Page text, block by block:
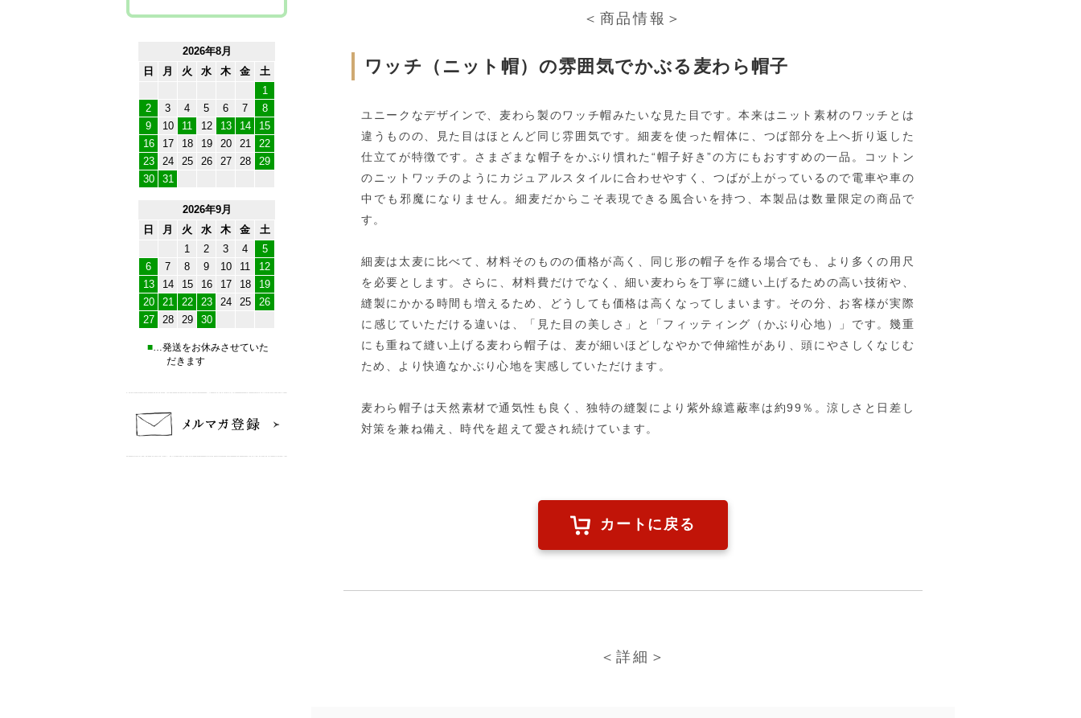
2026年8月
日
月 火 水 木 金
土
1
2
3 4 5 6 7
8
9
10 11 12 13 14
15
16
17 18 19 20 21
22
23
24 25 26 27 28
29
30
31
2026年9月
日
月 火 水 木 金
土
1
2 3 4
5
6
7 8 9 10 11
12
13
14 15 16 17 18
19
20
21 22 23 24 25
26
27
28 29 30
■…発送をお休みさせていた
だきます
＜商品情報＞
ワッチ（ニット帽）の雰囲気でかぶる麦わら帽子
ユニークなデザインで、麦わら製のワッチ帽みたいな見た目です。本来はニット素材のワッチとは
違うものの、見た目はほとんど同じ雰囲気です。細麦を使った帽体に、つば部分を上へ折り返した
仕立てが特徴です。さまざまな帽子をかぶり慣れた“帽子好き”の方にもおすすめの一品。コットン
のニットワッチのようにカジュアルスタイルに合わせやすく、つばが上がっているので電車や車の
中でも邪魔になりません。細麦だからこそ表現できる風合いを持つ、本製品は数量限定の商品で
す。
細麦は太麦に比べて、材料そのものの価格が高く、同じ形の帽子を作る場合でも、より多くの用尺
を必要とします。さらに、材料費だけでなく、細い麦わらを丁寧に縫い上げるための高い技術や、
縫製にかかる時間も増えるため、どうしても価格は高くなってしまいます。その分、お客様が実際
に感じていただける違いは、「見た目の美しさ」と「フィッティング（かぶり心地）」です。幾重
にも重ねて縫い上げる麦わら帽子は、麦が細いほどしなやかで伸縮性があり、頭にやさしくなじむ
ため、より快適なかぶり心地を実感していただけます。
麦わら帽子は天然素材で通気性も良く、独特の縫製により紫外線遮蔽率は約99％。涼しさと日差し
対策を兼ね備え、時代を超えて愛され続けています。
カートに戻る
＜詳細＞